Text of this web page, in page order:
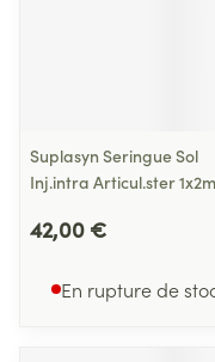
Suplasyn Seringue Sol
Inj.intra Articul.ster
42,00 €
En rupture de